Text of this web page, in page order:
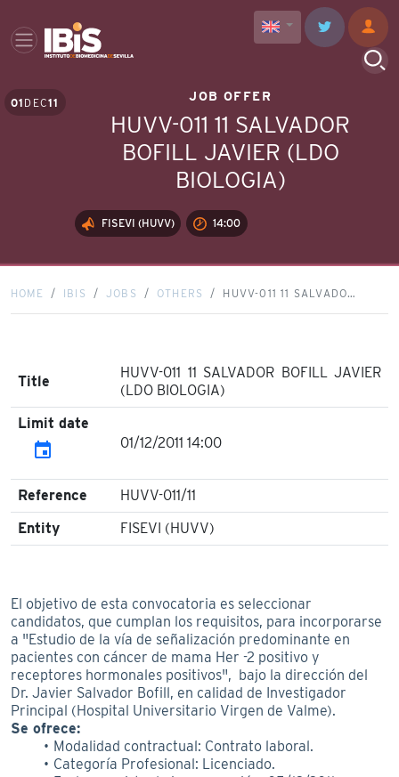
01 DEC11 JOB OFFER
HUVV-011 11 SALVADOR
BOFILL JAVIER (LDO
BIOLOGIA)
FISEVI (HUVV) 14:00
HOME IBIS JOBS OTHERS HUVV-011 11 SALVADO…
Title
HUVV-011 11 SALVADOR BOFILL JAVIER
(LDO BIOLOGIA)
Limit date
event 01/12/2011 14:00
Reference
HUVV-011/11
Entity
FISEVI (HUVV)
El objetivo de esta convocatoria es seleccionar
candidatos, que cumplan los requisitos, para incorporarse
a "Estudio de la vía de señalización predominante en
pacientes con cáncer de mama Her -2 positivo y
receptores hormonales positivos", bajo la dirección del
Dr. Javier Salvador Bofill, en calidad de Investigador
Principal (Hospital Universitario Virgen de Valme).
Se ofrece:
Modalidad contractual: Contrato laboral.
Categoría Profesional: Licenciado.